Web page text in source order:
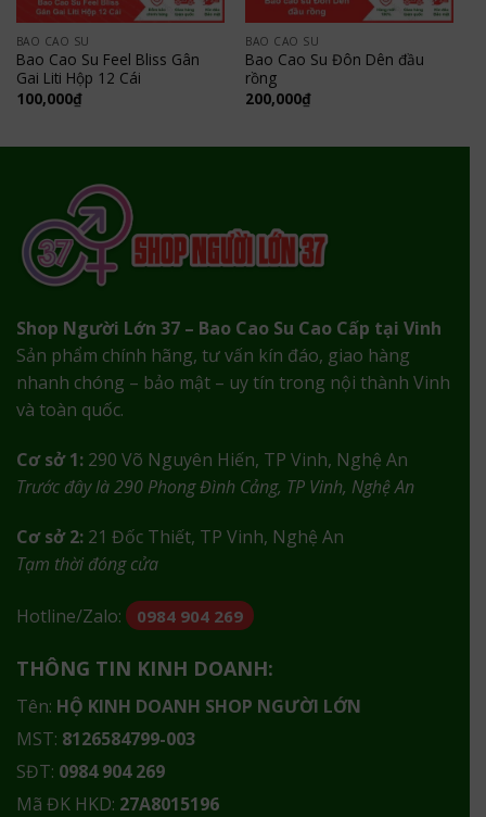
BAO CAO SU
Bao Cao Su Feel Bliss Gân
Gai Liti Hộp 12 Cái
100,000₫
BAO CAO SU
Bao Cao Su Đôn Dên đầu
rồng
200,000₫
Shop Người Lớn 37 – Bao Cao Su Cao Cấp tại Vinh
Sản phẩm chính hãng, tư vấn kín đáo, giao hàng
nhanh chóng – bảo mật – uy tín trong nội thành Vinh
và toàn quốc.
Cơ sở 1: 290 Võ Nguyên Hiến, TP Vinh, Nghệ An
Trước đây là 290 Phong Đình Cảng, TP Vinh, Nghệ An
Cơ sở 2: 21 Đốc Thiết, TP Vinh, Nghệ An
Tạm thời đóng cửa
Hotline/Zalo: 0984 904 269
THÔNG TIN KINH DOANH:
Tên: HỘ KINH DOANH SHOP NGƯỜI LỚN
MST: 8126584799-003
SĐT: 0984 904 269
Mã ĐK HKD: 27A8015196